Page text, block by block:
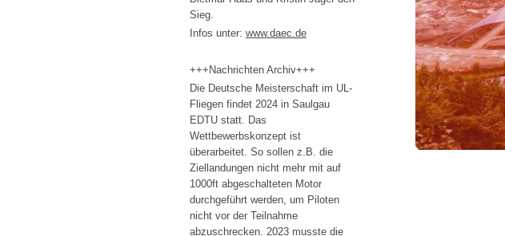
Sieg.
Infos unter: www.daec.de
+++Nachrichten Archiv+++
Die Deutsche Meisterschaft im UL-
Fliegen findet 2024 in Saulgau
EDTU statt. Das
Wettbewerbskonzept ist
überarbeitet. So sollen z.B. die
Ziellandungen nicht mehr mit auf
1000ft abgeschalteten Motor
durchgeführt werden, um Piloten
nicht vor der Teilnahme
abzuschrecken. 2023 musste die